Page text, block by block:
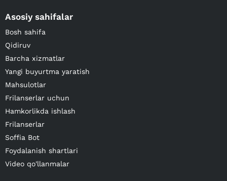
Asosiy sahifalar
Bosh sahifa
Qidiruv
Barcha xizmatlar
Yangi buyurtma yaratish
Mahsulotlar
Frilanserlar uchun
Hamkorlikda ishlash
Frilanserlar
Soffia Bot
Foydalanish shartlari
Video qo'llanmalar